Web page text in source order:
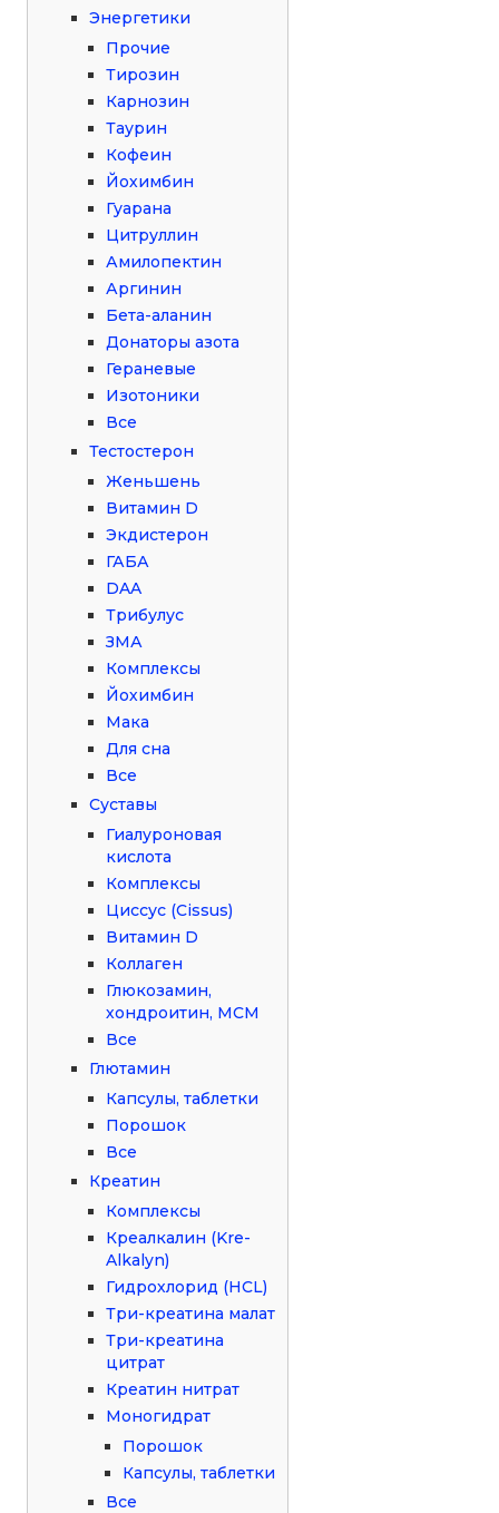
Энергетики
Прочие
Тирозин
Карнозин
Таурин
Кофеин
Йохимбин
Гуарана
Цитруллин
Амилопектин
Аргинин
Бета-аланин
Донаторы азота
Гераневые
Изотоники
Все
Тестостерон
Женьшень
Витамин D
Экдистерон
ГАБА
DAA
Трибулус
ЗМА
Комплексы
Йохимбин
Мака
Для сна
Все
Суставы
Гиалуроновая
кислота
Комплексы
Циссус (Cissus)
Витамин D
Коллаген
Глюкозамин,
хондроитин, МСМ
Все
Глютамин
Капсулы, таблетки
Порошок
Все
Креатин
Комплексы
Креалкалин (Kre-
Alkalyn)
Гидрохлорид (HCL)
Три-креатина малат
Три-креатина
цитрат
Креатин нитрат
Моногидрат
Порошок
Капсулы, таблетки
Все